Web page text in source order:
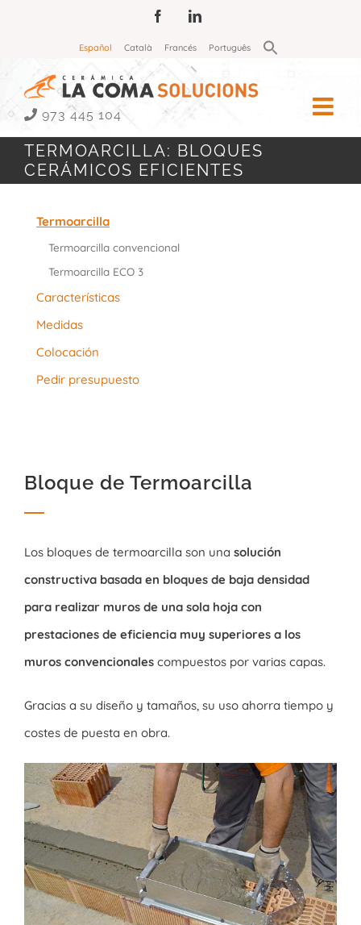
FacebookLinkedIn
Español Català Francés Português Buscar:
973 445 104
TERMOARCILLA: BLOQUES
CERÁMICOS EFICIENTES
Bloque de Termoarcilla
Los bloques de termoarcilla son una solución
constructiva basada en bloques de baja densidad
para realizar muros de una sola hoja con
prestaciones de eficiencia muy superiores a los
muros convencionales compuestos por varias capas.
Gracias a su diseño y tamaños, su uso ahorra tiempo y
costes de puesta en obra.
Termoarcilla
Termoarcilla convencional
Termoarcilla ECO 3
Características
Medidas
Colocación
Pedir presupuesto